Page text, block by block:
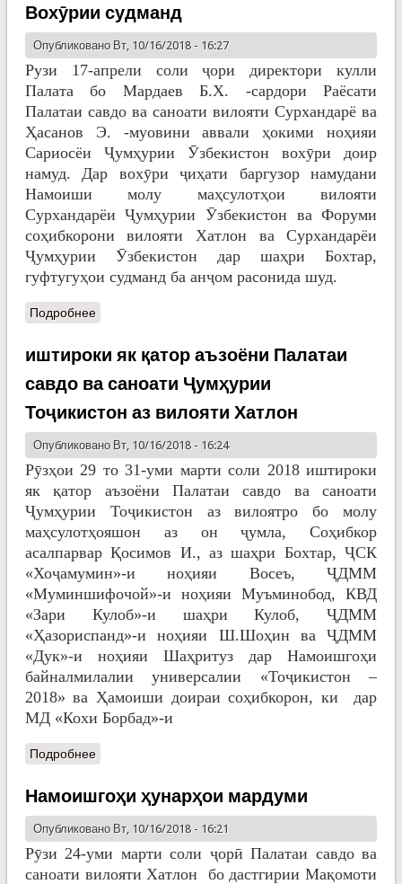
Вохӯрии судманд
Опубликовано Вт, 10/16/2018 - 16:27
Рузи 17-апрели соли ҷори директори кулли
Палата бо Мардаев Б.Х. -сардори Раёсати
Палатаи савдо ва саноати вилояти Сурхандарё ва
Ҳасанов Э. -муовини аввали ҳокими ноҳияи
Сариосёи Ҷумҳурии Ӯзбекистон вохӯри доир
намуд. Дар вохӯри ҷиҳати баргузор намудани
Намоиши молу маҳсулотҳои вилояти
Сурхандарёи Ҷумҳурии Ӯзбекистон ва Форуми
соҳибкорони вилояти Хатлон ва Сурхандарёи
Ҷумҳурии Ӯзбекистон дар шаҳри Бохтар,
гуфтугуҳои судманд ба анҷом расонида шуд.
Подробнее
иштироки як қатор аъзоёни Палатаи
савдо ва саноати Ҷумҳурии
Тоҷикистон аз вилояти Хатлон
Опубликовано Вт, 10/16/2018 - 16:24
Рӯзҳои 29 то 31-уми марти соли 2018 иштироки
як қатор аъзоёни Палатаи савдо ва саноати
Ҷумҳурии Тоҷикистон аз вилоятро бо молу
маҳсулотҳояшон аз он ҷумла, Соҳибкор
асалпарвар Қосимов И., аз шаҳри Бохтар, ҶСК
«Хоҷамумин»-и ноҳияи Восеъ, ҶДММ
«Муминшифочой»-и ноҳияи Муъминобод, КВД
«Зари Кулоб»-и шаҳри Кулоб, ҶДММ
«Ҳазориспанд»-и ноҳияи Ш.Шоҳин ва ҶДММ
«Дук»-и ноҳияи Шаҳритуз дар Намоишгоҳи
байналмилалии универсалии «Тоҷикистон –
2018» ва Ҳамоиши доираи соҳибкорон, ки дар
МД «Кохи Борбад»-и
Подробнее
Намоишгоҳи ҳунарҳои мардуми
Опубликовано Вт, 10/16/2018 - 16:21
Рӯзи 24-уми марти соли ҷорӣ Палатаи савдо ва
саноати вилояти Хатлон бо дастгирии Мақомоти